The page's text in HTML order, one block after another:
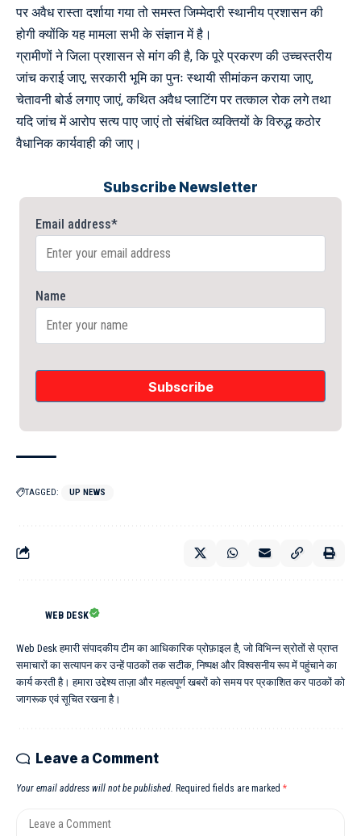
पर अवैध रास्ता दर्शाया गया तो समस्त जिम्मेदारी स्थानीय प्रशासन की
होगी क्योंकि यह मामला सभी के संज्ञान में है।
ग्रामीणों ने जिला प्रशासन से मांग की है, कि पूरे प्रकरण की उच्चस्तरीय
जांच कराई जाए, सरकारी भूमि का पुनः स्थायी सीमांकन कराया जाए,
चेतावनी बोर्ड लगाए जाएं, कथित अवैध प्लाटिंग पर तत्काल रोक लगे तथा
यदि जांच में आरोप सत्य पाए जाएं तो संबंधित व्यक्तियों के विरुद्ध कठोर
वैधानिक कार्यवाही की जाए।
Subscribe Newsletter
Email address*
Name
TAGGED: UP NEWS
WEB DESK
Web Desk हमारी संपादकीय टीम का आधिकारिक प्रोफ़ाइल है, जो विभिन्न स्रोतों से प्राप्त
समाचारों का सत्यापन कर उन्हें पाठकों तक सटीक, निष्पक्ष और विश्वसनीय रूप में पहुंचाने का
कार्य करती है। हमारा उद्देश्य ताज़ा और महत्वपूर्ण खबरों को समय पर प्रकाशित कर पाठकों को
जागरूक एवं सूचित रखना है।
Leave a Comment
Your email address will not be published. Required fields are marked *